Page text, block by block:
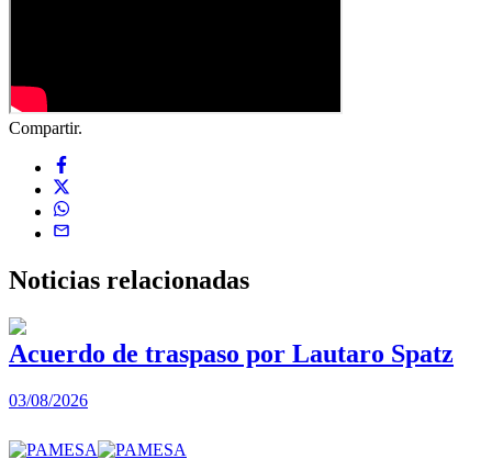
Compartir.
Noticias relacionadas
Acuerdo de traspaso por Lautaro Spatz
03/08/2026